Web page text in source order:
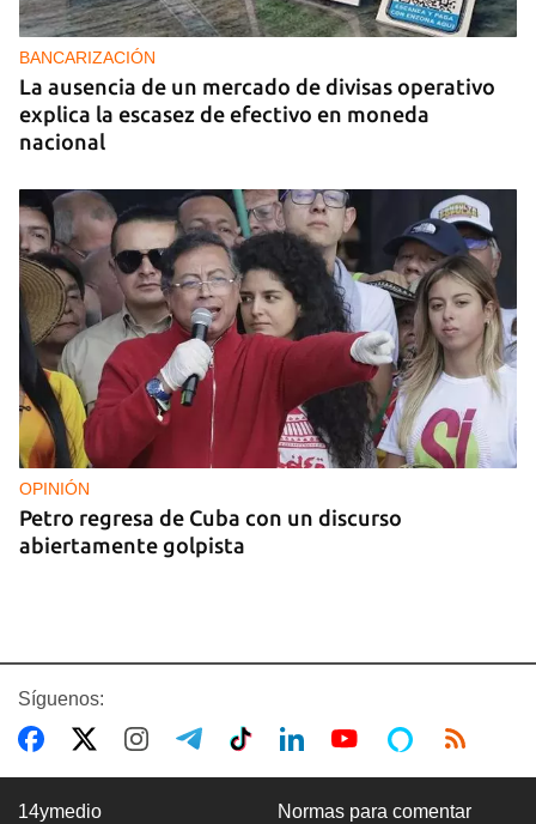
BANCARIZACIÓN
La ausencia de un mercado de divisas operativo
explica la escasez de efectivo en moneda
nacional
OPINIÓN
Petro regresa de Cuba con un discurso
abiertamente golpista
Síguenos:
14ymedio Normas para comentar